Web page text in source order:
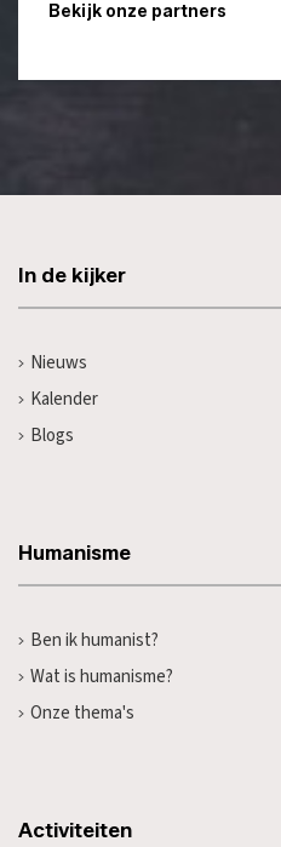
Bekijk onze partners
In de kijker
Nieuws
Kalender
Blogs
Humanisme
Ben ik humanist?
Wat is humanisme?
Onze thema's
Activiteiten